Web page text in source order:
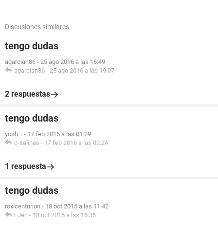
Discusiones similares
tengo dudas
agarcian86 - 25 ago 2016 a las 16:49
agarcian86 - 25 ago 2016 a las 19:07
2 respuestas
tengo dudas
yosh... - 17 feb 2016 a las 01:29
c-salinas - 17 feb 2016 a las 02:24
1 respuesta
tengo dudas
roxicenturion - 18 oct 2015 a las 11:42
LJeri - 18 oct 2015 a las 16:36